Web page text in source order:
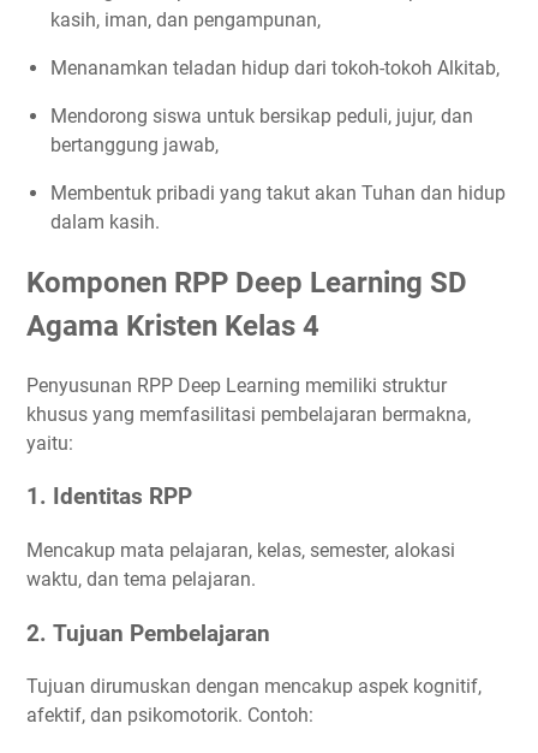
kasih, iman, dan pengampunan,
Menanamkan teladan hidup dari tokoh-tokoh Alkitab,
Mendorong siswa untuk bersikap peduli, jujur, dan
bertanggung jawab,
Membentuk pribadi yang takut akan Tuhan dan hidup
dalam kasih.
Komponen RPP Deep Learning SD
Agama Kristen Kelas 4
Penyusunan RPP Deep Learning memiliki struktur
khusus yang memfasilitasi pembelajaran bermakna,
yaitu:
1. Identitas RPP
Mencakup mata pelajaran, kelas, semester, alokasi
waktu, dan tema pelajaran.
2. Tujuan Pembelajaran
Tujuan dirumuskan dengan mencakup aspek kognitif,
afektif, dan psikomotorik. Contoh: